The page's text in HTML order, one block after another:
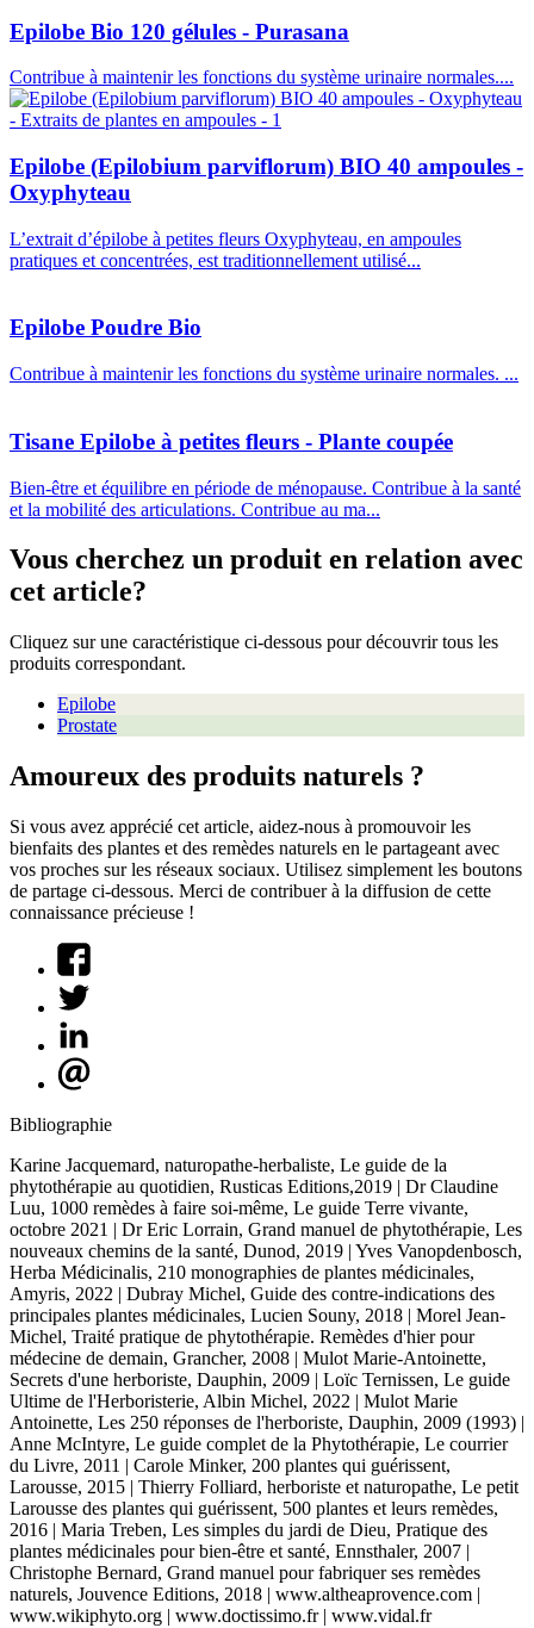
Epilobe Bio 120 gélules - Purasana
Contribue à maintenir les fonctions du système urinaire normales....
Epilobe (Epilobium parviflorum) BIO 40 ampoules -
Oxyphyteau
L’extrait d’épilobe à petites fleurs Oxyphyteau, en ampoules
pratiques et concentrées, est traditionnellement utilisé...
Epilobe Poudre Bio
Contribue à maintenir les fonctions du système urinaire normales. ...
Tisane Epilobe à petites fleurs - Plante coupée
Bien-être et équilibre en période de ménopause. Contribue à la santé
et la mobilité des articulations. Contribue au ma...
Vous cherchez un produit en relation avec
cet article?
Cliquez sur une caractéristique ci-dessous pour découvrir tous les
produits correspondant.
Epilobe
Prostate
Amoureux des produits naturels ?
Si vous avez apprécié cet article, aidez-nous à promouvoir les
bienfaits des plantes et des remèdes naturels en le partageant avec
vos proches sur les réseaux sociaux. Utilisez simplement les boutons
de partage ci-dessous. Merci de contribuer à la diffusion de cette
connaissance précieuse !
Bibliographie
Karine Jacquemard, naturopathe-herbaliste, Le guide de la
phytothérapie au quotidien, Rusticas Editions,2019 | Dr Claudine
Luu, 1000 remèdes à faire soi-même, Le guide Terre vivante,
octobre 2021 | Dr Eric Lorrain, Grand manuel de phytothérapie, Les
nouveaux chemins de la santé, Dunod, 2019 | Yves Vanopdenbosch,
Herba Médicinalis, 210 monographies de plantes médicinales,
Amyris, 2022 | Dubray Michel, Guide des contre-indications des
principales plantes médicinales, Lucien Souny, 2018 | Morel Jean-
Michel, Traité pratique de phytothérapie. Remèdes d'hier pour
médecine de demain, Grancher, 2008 | Mulot Marie-Antoinette,
Secrets d'une herboriste, Dauphin, 2009 | Loïc Ternissen, Le guide
Ultime de l'Herboristerie, Albin Michel, 2022 | Mulot Marie
Antoinette, Les 250 réponses de l'herboriste, Dauphin, 2009 (1993) |
Anne McIntyre, Le guide complet de la Phytothérapie, Le courrier
du Livre, 2011 | Carole Minker, 200 plantes qui guérissent,
Larousse, 2015 | Thierry Folliard, herboriste et naturopathe, Le petit
Larousse des plantes qui guérissent, 500 plantes et leurs remèdes,
2016 | Maria Treben, Les simples du jardi de Dieu, Pratique des
plantes médicinales pour bien-être et santé, Ennsthaler, 2007 |
Christophe Bernard, Grand manuel pour fabriquer ses remèdes
naturels, Jouvence Editions, 2018 | www.altheaprovence.com |
www.wikiphyto.org | www.doctissimo.fr | www.vidal.fr